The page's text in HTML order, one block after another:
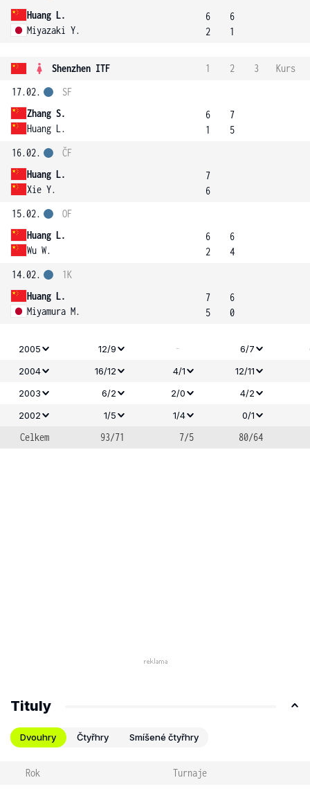
Huang L.
Miyazaki Y.
6
2
6
1
Shenzhen ITF 1 2 3
Kurs
17.02.
Zhang S.
Huang L.
SF
6
1
7
5
16.02.
Huang L.
Xie Y.
ČF
7
6
15.02.
Huang L.
Wu W.
OF
6
2
6
4
14.02.
Huang L.
Miyamura M.
1K
7
5
6
0
2005 12/9 - 6/7
2004
16/12 4/1
12/11
2003
6/2 2/0
4/2
2002
1/5 1/4 0/1
Celkem 93/71 7/5 80/64
Tituly
Dvouhry Čtyřhry Smíšené čtyřhry
Rok Turnaje